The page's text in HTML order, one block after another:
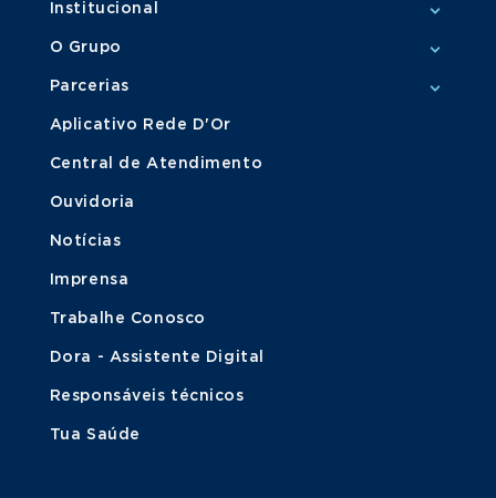
Institucional
O Grupo
Parcerias
Aplicativo Rede D'Or
Central de Atendimento
Ouvidoria
Notícias
Imprensa
Trabalhe Conosco
Dora - Assistente Digital
Responsáveis técnicos
Tua Saúde